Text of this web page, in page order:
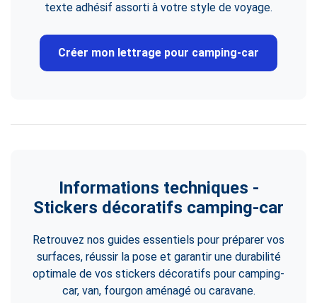
texte adhésif assorti à votre style de voyage.
Créer mon lettrage pour camping-car
Informations techniques -
Stickers décoratifs camping-car
Retrouvez nos guides essentiels pour préparer vos
surfaces, réussir la pose et garantir une durabilité
optimale de vos stickers décoratifs pour camping-
car, van, fourgon aménagé ou caravane.